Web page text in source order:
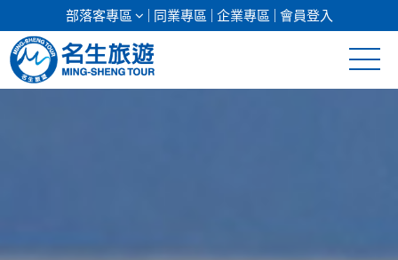
部落客專區 同業專區 企業專區 會員登入